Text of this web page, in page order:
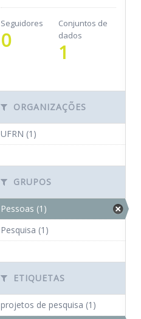
Seguidores
0
Conjuntos de
dados
1
ORGANIZAÇÕES
UFRN (1)
GRUPOS
Pessoas (1)
Pesquisa (1)
ETIQUETAS
projetos de pesquisa (1)